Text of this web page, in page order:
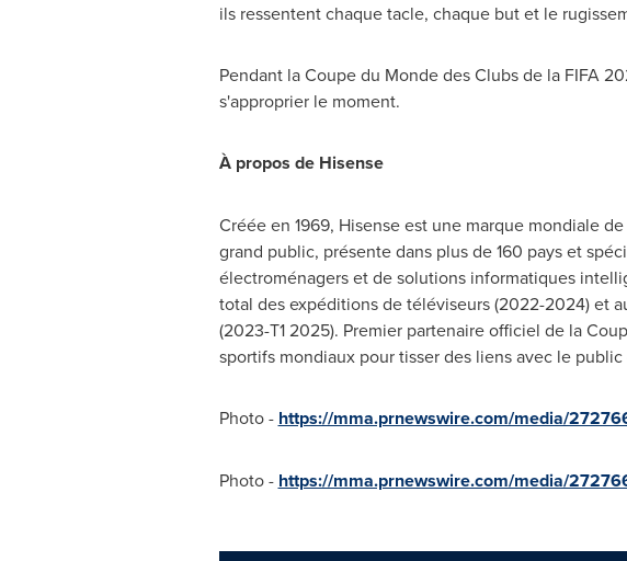
ils ressentent chaque tacle, chaque but et le
Pendant la Coupe du Monde des Clubs de la FIFA
s'approprier le moment.
À propos de Hisense
Créée en 1969, Hisense est une marque mondiale
grand public, présente dans plus de 160 pays et
électroménagers et de solutions informatiques
total des expéditions de téléviseurs (2022-2024) et
(2023-T1 2025). Premier partenaire officiel de la
sportifs mondiaux pour tisser des liens avec le
Photo - https://mma.prnewswire.com/media/
Photo - https://mma.prnewswire.com/media/